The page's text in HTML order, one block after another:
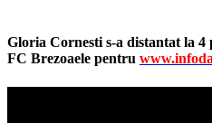
Gloria Cornesti s-a distantat la
FC Brezoaele pentru